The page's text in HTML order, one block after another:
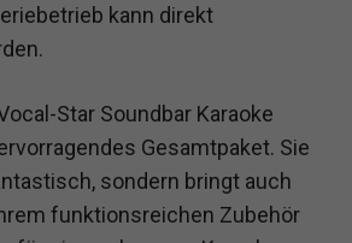
kann direkt
Star Soundbar Karaoke
Gesamtpaket. Sie
sondern bringt auch
funktionsreichen Zubehör